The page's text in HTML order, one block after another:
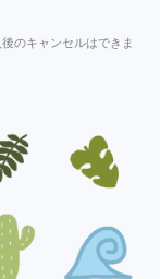
のキャンセルはできま